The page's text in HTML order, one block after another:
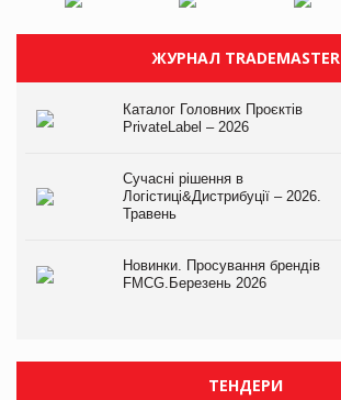
ЖУРНАЛ TRADEMASTER
Каталог Головних Проєктів
PrivateLabel – 2026
Сучасні рішення в
Логістиці&Дистрибуції – 2026.
Травень
Новинки. Просування брендів
FMCG.Березень 2026
ТЕНДЕРИ